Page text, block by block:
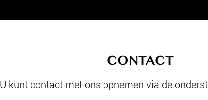
CONTACT
U kunt contact met ons opnemen via de